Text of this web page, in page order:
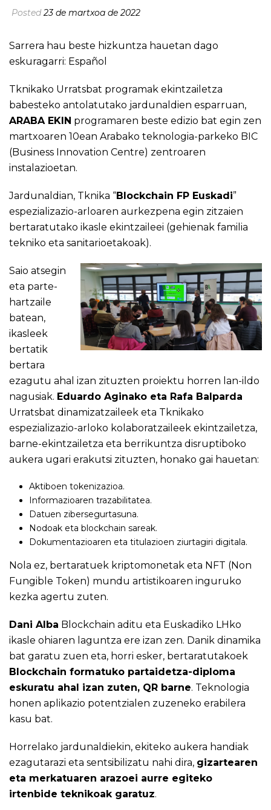
Posted23 de martxoa de 2022
Sarrera hau beste hizkuntza hauetan dago
eskuragarri: Español
Tknikako Urratsbat programak ekintzailetza
babesteko antolatutako jardunaldien esparruan,
ARABA EKIN programaren beste edizio bat egin zen
martxoaren 10ean Arabako teknologia-parkeko BIC
(Business Innovation Centre) zentroaren
instalazioetan.
Jardunaldian, Tknika “Blockchain FP Euskadi”
espezializazio-arloaren aurkezpena egin zitzaien
bertaratutako ikasle ekintzaileei (gehienak familia
tekniko eta sanitarioetakoak).
Saio atsegin
eta parte-
hartzaile
batean,
ikasleek
bertatik
bertara
ezagutu ahal izan zituzten proiektu horren lan-ildo
nagusiak. Eduardo Aginako eta Rafa Balparda
Urratsbat dinamizatzaileek eta Tknikako
espezializazio-arloko kolaboratzaileek ekintzailetza,
barne-ekintzailetza eta berrikuntza disruptiboko
aukera ugari erakutsi zituzten, honako gai hauetan:
Aktiboen tokenizazioa.
Informazioaren trazabilitatea.
Datuen zibersegurtasuna.
Nodoak eta blockchain sareak.
Dokumentazioaren eta titulazioen ziurtagiri digitala.
Nola ez, bertaratuek kriptomonetak eta NFT (Non
Fungible Token) mundu artistikoaren inguruko
kezka agertu zuten.
Dani Alba Blockchain aditu eta Euskadiko LHko
ikasle ohiaren laguntza ere izan zen. Danik dinamika
bat garatu zuen eta, horri esker, bertaratutakoek
Blockchain formatuko partaidetza-diploma
eskuratu ahal izan zuten, QR barne. Teknologia
honen aplikazio potentzialen zuzeneko erabilera
kasu bat.
Horrelako jardunaldiekin, ekiteko aukera handiak
ezagutarazi eta sentsibilizatu nahi dira, gizartearen
eta merkatuaren arazoei aurre egiteko
irtenbide teknikoak garatuz.